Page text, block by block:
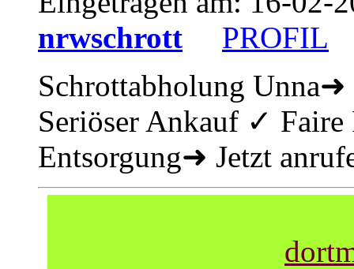
nrwschrott
PROFIL
Schrottabholung
Seriöser Ankauf ✓
Entsorgung➜ Jetzt